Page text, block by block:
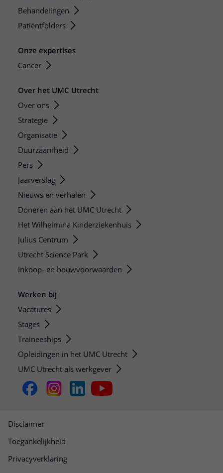
Behandelingen
Patiëntfolders
Onze expertises
Cancer
Over het UMC Utrecht
Over ons
Strategie
Organisatie
Duurzaamheid
Pers
Jaarverslag
Nieuws en verhalen
Doneren aan het UMC Utrecht
Het Wilhelmina Kinderziekenhuis
Julius Centrum
Utrecht Science Park
Inkoop- en bouwvoorwaarden
Werken bij
Vacatures
Stages
Traineeships
Opleidingen in het UMC Utrecht
UMC Utrecht als werkgever
Disclaimer
Toegankelijkheid
Privacyverklaring